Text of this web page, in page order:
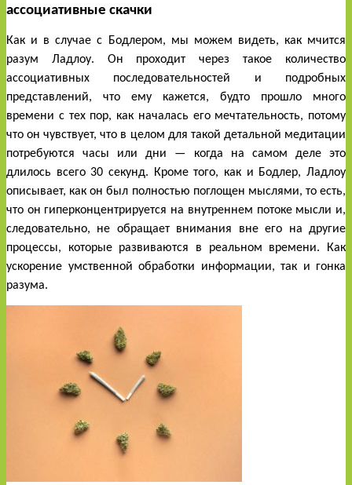
ассоциативные скачки
Как и в случае с Бодлером, мы можем видеть, как мчится
разум Ладлоу. Он проходит через такое количество
ассоциативных последовательностей и подробных
представлений, что ему кажется, будто прошло много
времени с тех пор, как началась его мечтательность, потому
что он чувствует, что в целом для такой детальной медитации
потребуются часы или дни — когда на самом деле это
длилось всего 30 секунд. Кроме того, как и Бодлер, Ладлоу
описывает, как он был полностью поглощен мыслями, то есть,
что он гиперконцентрируется на внутреннем потоке мысли и,
следовательно, не обращает внимания вне его на другие
процессы, которые развиваются в реальном времени. Как
ускорение умственной обработки информации, так и гонка
разума.